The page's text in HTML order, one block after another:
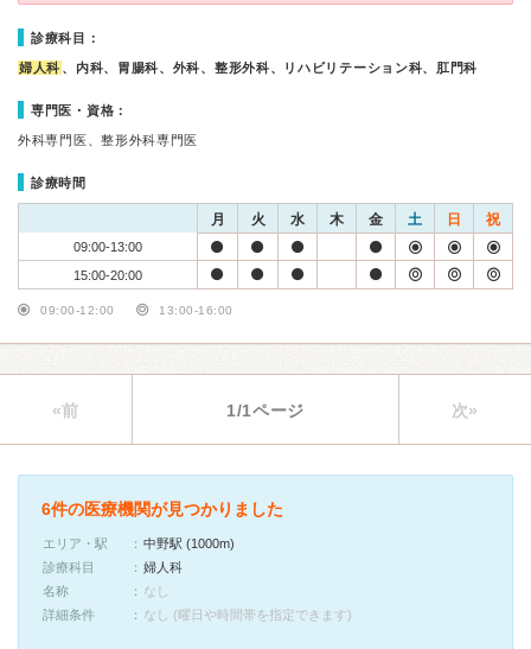
診療科目：
婦人科 、内科、胃腸科、外科、整形外科、リハビリテーション科、肛門科
専門医・資格：
外科専門医、整形外科専門医
診療時間
月 火 水 木 金 土 日 祝
09:00-13:00
15:00-20:00
09:00-12:00 13:00-16:00
«前 1/1ページ 次»
6件の医療機関が見つかりました
エリア・駅
中野駅 (1000m)
診療科目
婦人科
名称
なし
詳細条件
なし (曜日や時間帯を指定できます)